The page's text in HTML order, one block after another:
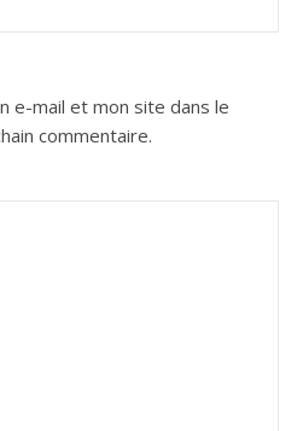
e-mail et mon site dans le
commentaire.